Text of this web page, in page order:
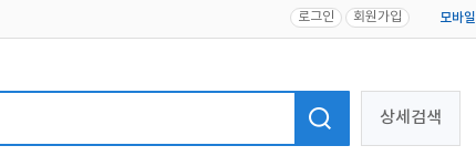
로그인 회원가입 모바일
상세검색